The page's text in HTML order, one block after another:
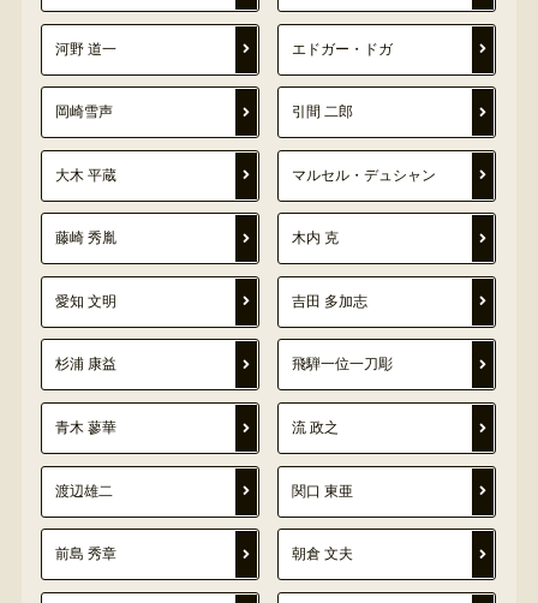
河野 道一 エドガー・ドガ
岡崎雪声 引間 二郎
大木 平蔵 マルセル・デュシャン
藤崎 秀胤 木内 克
愛知 文明 吉田 多加志
杉浦 康益 飛騨一位一刀彫
青木 蓼華 流 政之
渡辺雄二 関口 東亜
前島 秀章 朝倉 文夫